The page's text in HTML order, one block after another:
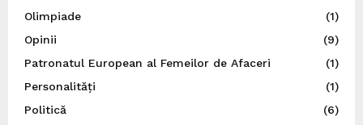
Olimpiade
(1)
Opinii
(9)
Patronatul European al Femeilor de Afaceri
(1)
Personalități
(1)
Politică
(6)